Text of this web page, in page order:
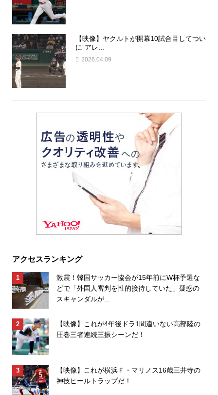
【映像】ヤクルトが開幕10試合目してつい
に”アレ...
2026.04.09
アクセスランキング
激震！韓国サッカー協会が15年前にW杯予選な
どで「外国人審判を性的接待していた」疑惑の
スキャンダルが...
【映像】これが4年後ドラ1間違いない高部陸の
圧巻三者連続三振シーンだ！
【映像】これが横浜Ｆ・マリノス16歳三井寺の
神技ヒールトラップだ！